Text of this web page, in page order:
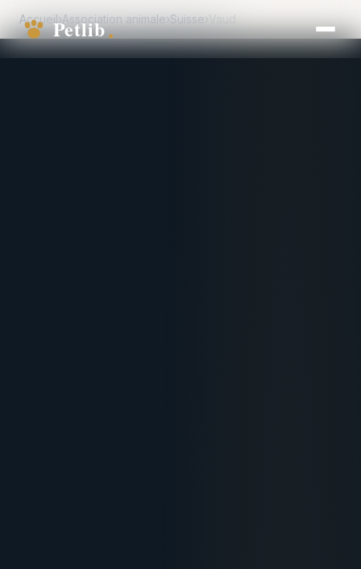
Accueil›Association animale›Suisse›Vaud